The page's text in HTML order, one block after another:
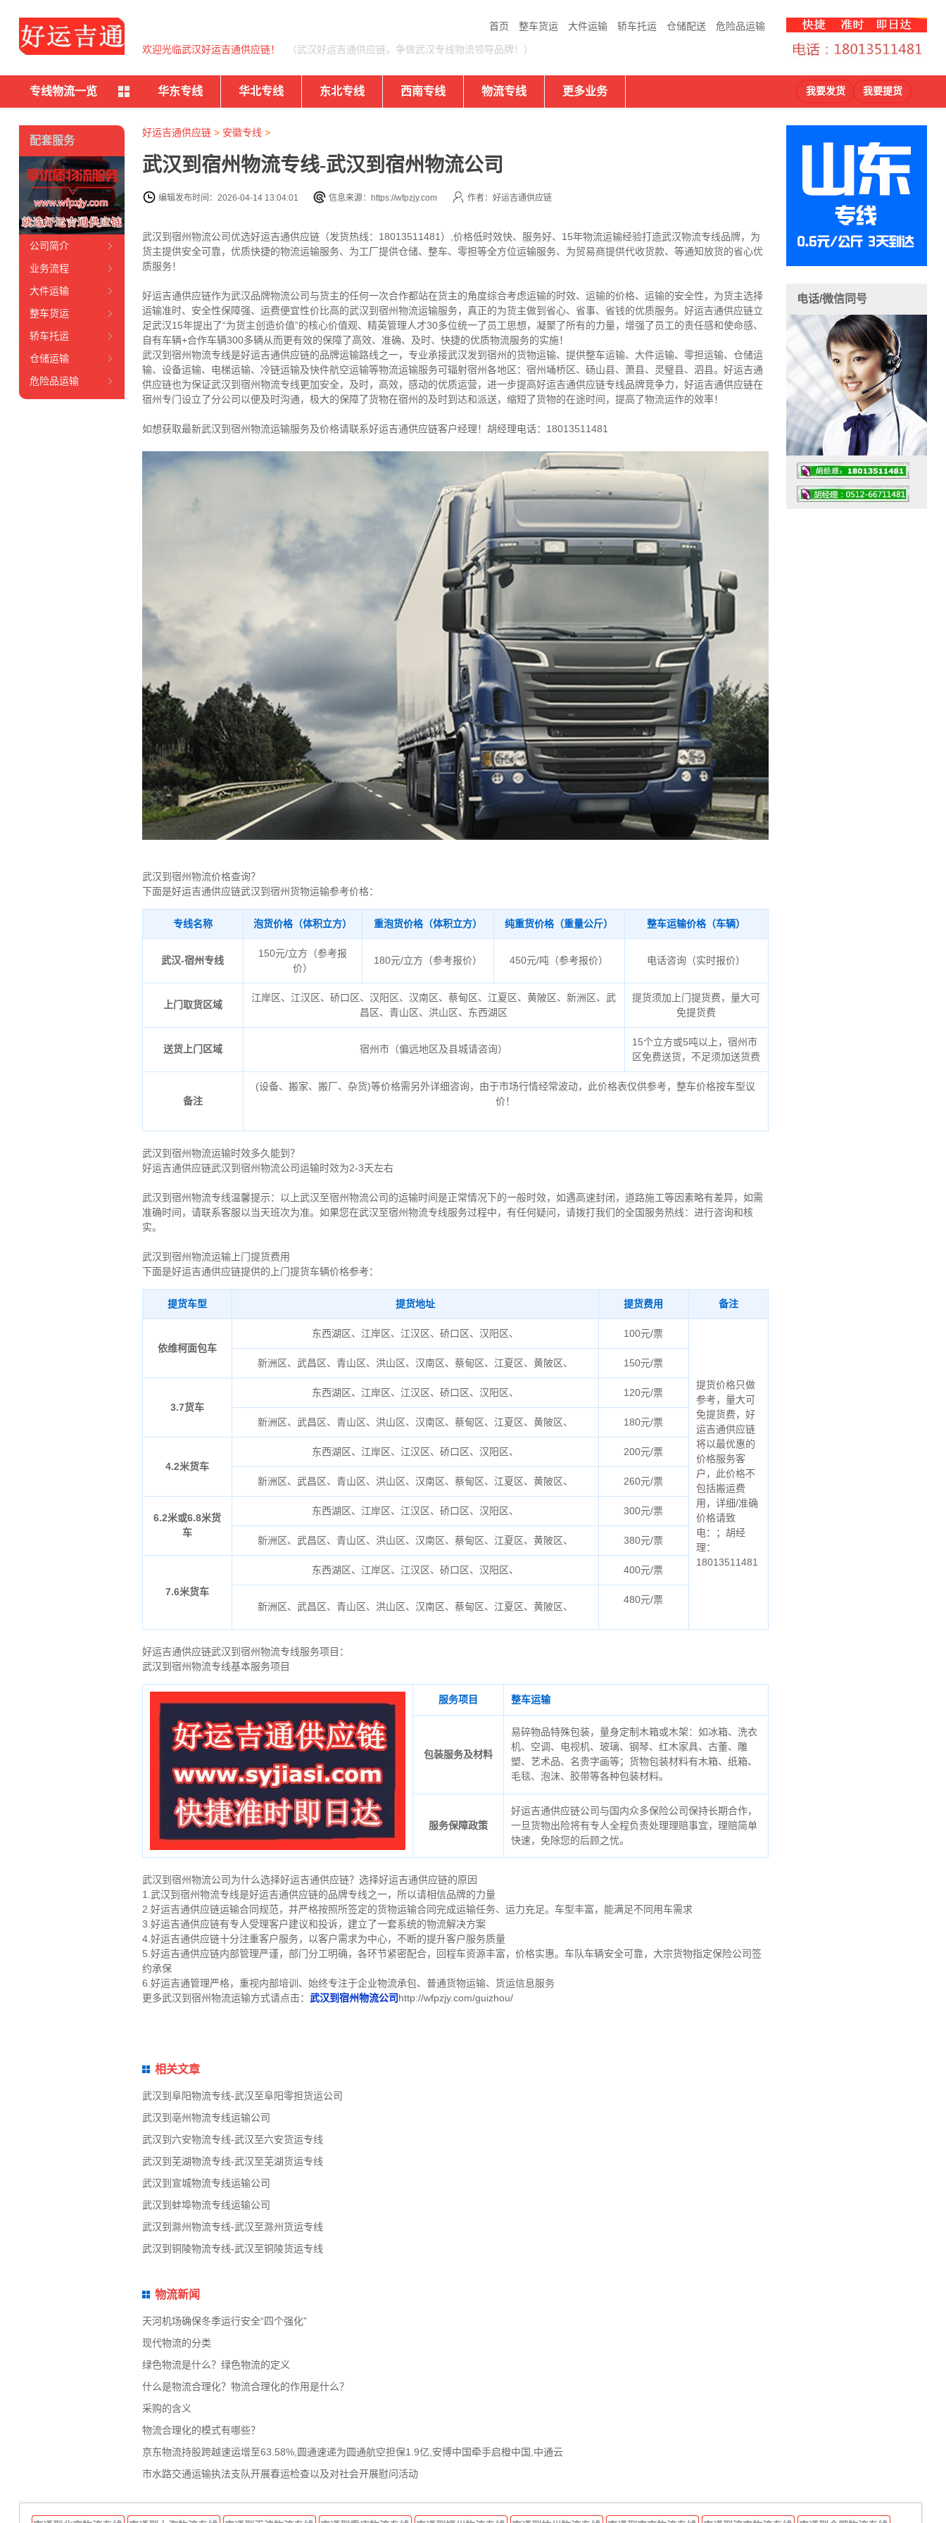
首页 整车货运 大件运输 轿车托运 仓储配送 危险品运输
欢迎光临武汉好运吉通供应链！ （武汉好运吉通供应链，争做武汉专线物流领导品牌！）
专线物流一览 华东专线 华北专线 东北专线 西南专线 物流专线 更多业务 我要发货 我要提货
好运吉通供应链> 安徽专线 >
武汉到宿州物流专线-武汉到宿州物流公司
编辑发布时间：2026-04-14 13:04:01 信息来源：https://wfpzjy.com 作者：好运吉通供应链
武汉到宿州物流公司优选好运吉通供应链（发货热线：18013511481）,价格低时效快、服务好、15年物流运输经验打造武汉物流专线品牌，为
货主提供安全可靠，优质快捷的物流运输服务、为工厂提供仓储、整车、零担等全方位运输服务、为贸易商提供代收货款、等通知放货的省心优
质服务！
好运吉通供应链作为武汉品牌物流公司与货主的任何一次合作都站在货主的角度综合考虑运输的时效、运输的价格、运输的安全性，为货主选择
运输准时、安全性保障强、运费便宜性价比高的武汉到宿州物流运输服务，真正的为货主做到省心、省事、省钱的优质服务。好运吉通供应链立
足武汉15年提出了“为货主创造价值”的核心价值观、精英管理人才30多位统一了员工思想，凝聚了所有的力量，增强了员工的责任感和使命感、
自有车辆+合作车辆300多辆从而更有效的保障了高效、准确、及时、快捷的优质物流服务的实施！
武汉到宿州物流专线是好运吉通供应链的品牌运输路线之一，专业承接武汉发到宿州的货物运输、提供整车运输、大件运输、零担运输、仓储运
输、设备运输、电梯运输、冷链运输及快件航空运输等物流运输服务可辐射宿州各地区：宿州埇桥区、砀山县、萧县、灵璧县、泗县。好运吉通
供应链也为保证武汉到宿州物流专线更加安全，及时，高效，感动的优质运营，进一步提高好运吉通供应链专线品牌竞争力，好运吉通供应链在
宿州专门设立了分公司以便及时沟通，极大的保障了货物在宿州的及时到达和派送，缩短了货物的在途时间，提高了物流运作的效率！
如想获取最新武汉到宿州物流运输服务及价格请联系好运吉通供应链客户经理！胡经理电话：18013511481
武汉到宿州物流价格查询？
下面是好运吉通供应链武汉到宿州货物运输参考价格：
专线名称 泡货价格（体积立方） 重泡货价格（体积立方） 纯重货价格（重量公斤） 整车运输价格（车辆）
武汉-宿州专线
150元/立方（参考报
价）
180元/立方（参考报价） 450元/吨（参考报价） 电话咨询（实时报价）
上门取货区域
江岸区、江汉区、硚口区、汉阳区、汉南区、蔡甸区、江夏区、黄陂区、新洲区、武
昌区、青山区、洪山区、东西湖区
提货须加上门提货费，量大可
免提货费
送货上门区域 宿州市（偏远地区及县城请咨询）
15个立方或5吨以上，宿州市
区免费送货，不足须加送货费
备注
(设备、搬家、搬厂、杂货)等价格需另外详细咨询，由于市场行情经常波动，此价格表仅供参考，整车价格按车型议
价！
武汉到宿州物流运输时效多久能到？
好运吉通供应链武汉到宿州物流公司运输时效为2-3天左右
武汉到宿州物流专线温馨提示：以上武汉至宿州物流公司的运输时间是正常情况下的一般时效，如遇高速封闭，道路施工等因素略有差异，如需
准确时间，请联系客服以当天班次为准。如果您在武汉至宿州物流专线服务过程中，有任何疑问，请拨打我们的全国服务热线：进行咨询和核
实。
武汉到宿州物流运输上门提货费用
下面是好运吉通供应链提供的上门提货车辆价格参考：
提货车型 提货地址 提货费用 备注
依维柯面包车
东西湖区、江岸区、江汉区、硚口区、汉阳区、 100元/票
提货价格只做
参考，量大可
免提货费，好
运吉通供应链
将以最优惠的
价格服务客
户，此价格不
包括搬运费
用，详细/准确
价格请致
电：；胡经
理：
18013511481
新洲区、武昌区、青山区、洪山区、汉南区、蔡甸区、江夏区、黄陂区、 150元/票
3.7货车
东西湖区、江岸区、江汉区、硚口区、汉阳区、 120元/票
新洲区、武昌区、青山区、洪山区、汉南区、蔡甸区、江夏区、黄陂区、 180元/票
4.2米货车
东西湖区、江岸区、江汉区、硚口区、汉阳区、 200元/票
新洲区、武昌区、青山区、洪山区、汉南区、蔡甸区、江夏区、黄陂区、 260元/票
6.2米或6.8米货
车
东西湖区、江岸区、江汉区、硚口区、汉阳区、 300元/票
新洲区、武昌区、青山区、洪山区、汉南区、蔡甸区、江夏区、黄陂区、 380元/票
7.6米货车
东西湖区、江岸区、江汉区、硚口区、汉阳区、 400元/票
新洲区、武昌区、青山区、洪山区、汉南区、蔡甸区、江夏区、黄陂区、
480元/票
好运吉通供应链武汉到宿州物流专线服务项目：
武汉到宿州物流专线基本服务项目
服务项目 整车运输
包装服务及材料
易碎物品特殊包装，量身定制木箱或木架：如冰箱、洗衣
机、空调、电视机、玻璃、钢琴、红木家具、古董、雕
塑、艺术品、名贵字画等；货物包装材料有木箱、纸箱、
毛毯、泡沫、胶带等各种包装材料。
服务保障政策
好运吉通供应链公司与国内众多保险公司保持长期合作，
一旦货物出险将有专人全程负责处理理赔事宜，理赔简单
快速，免除您的后顾之忧。
武汉到宿州物流公司为什么选择好运吉通供应链？选择好运吉通供应链的原因
1.武汉到宿州物流专线是好运吉通供应链的品牌专线之一，所以请相信品牌的力量
2.好运吉通供应链运输合同规范，并严格按照所签定的货物运输合同完成运输任务、运力充足。车型丰富，能满足不同用车需求
3.好运吉通供应链有专人受理客户建议和投诉，建立了一套系统的物流解决方案
4.好运吉通供应链十分注重客户服务，以客户需求为中心，不断的提升客户服务质量
5.好运吉通供应链内部管理严谨，部门分工明确，各环节紧密配合，回程车资源丰富，价格实惠。车队车辆安全可靠，大宗货物指定保险公司签
约承保
6.好运吉通管理严格，重视内部培训、始终专注于企业物流承包、普通货物运输、货运信息服务
更多武汉到宿州物流运输方式请点击： 武汉到宿州物流公司http://wfpzjy.com/guizhou/
相关文章
武汉到阜阳物流专线-武汉至阜阳零担货运公司
武汉到亳州物流专线运输公司
武汉到六安物流专线-武汉至六安货运专线
武汉到芜湖物流专线-武汉至芜湖货运专线
武汉到宣城物流专线运输公司
武汉到蚌埠物流专线运输公司
武汉到滁州物流专线-武汉至滁州货运专线
武汉到铜陵物流专线-武汉至铜陵货运专线
物流新闻
天河机场确保冬季运行安全“四个强化”
现代物流的分类
绿色物流是什么？绿色物流的定义
什么是物流合理化？物流合理化的作用是什么？
采购的含义
物流合理化的模式有哪些？
京东物流持股跨越速运增至63.58%,圆通速递为圆通航空担保1.9亿,安博中国牵手启橙中国,中通云
市水路交通运输执法支队开展春运检查以及对社会开展慰问活动
配套服务
公司简介
业务流程
大件运输
整车货运
轿车托运
仓储运输
危险品运输
电话/微信同号